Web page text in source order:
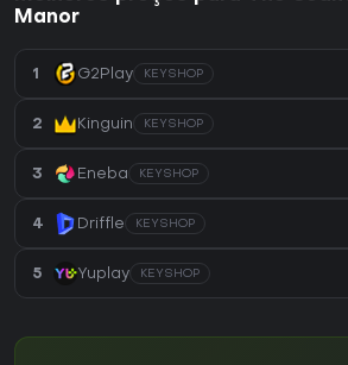
Manor
1 G2Play KEYSHOP
2 Kinguin KEYSHOP
3 Eneba KEYSHOP
4 Driffle KEYSHOP
5 Yuplay KEYSHOP